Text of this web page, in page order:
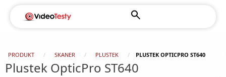
PRODUKT SKANER PLUSTEK PLUSTEK OPTICPRO ST640
Plustek OpticPro ST640